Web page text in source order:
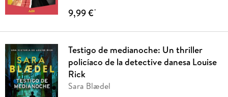
9,99 €*
Testigo de medianoche: Un thriller
policíaco de la detective danesa Louise
Rick
Sara Blædel